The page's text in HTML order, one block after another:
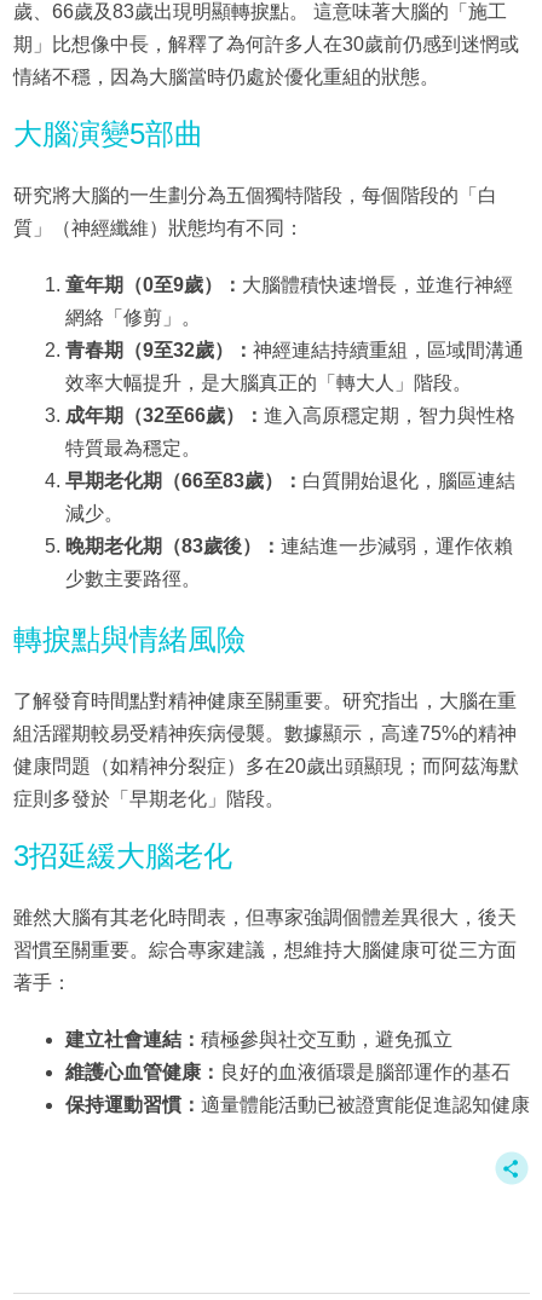
歲、66歲及83歲出現明顯轉捩點。 這意味著大腦的「施工
期」比想像中長，解釋了為何許多人在30歲前仍感到迷惘或
情緒不穩，因為大腦當時仍處於優化重組的狀態。
大腦演變5部曲
研究將大腦的一生劃分為五個獨特階段，每個階段的「白
質」（神經纖維）狀態均有不同：
童年期（0至9歲）： 大腦體積快速增長，並進行神經
網絡「修剪」。
青春期（9至32歲）： 神經連結持續重組，區域間溝通
效率大幅提升，是大腦真正的「轉大人」階段。
成年期（32至66歲）： 進入高原穩定期，智力與性格
特質最為穩定。
早期老化期（66至83歲）： 白質開始退化，腦區連結
減少。
晚期老化期（83歲後）： 連結進一步減弱，運作依賴
少數主要路徑。
轉捩點與情緒風險
了解發育時間點對精神健康至關重要。研究指出，大腦在重
組活躍期較易受精神疾病侵襲。數據顯示，高達75%的精神
健康問題（如精神分裂症）多在20歲出頭顯現；而阿茲海默
症則多發於「早期老化」階段。
3招延緩大腦老化
雖然大腦有其老化時間表，但專家強調個體差異很大，後天
習慣至關重要。綜合專家建議，想維持大腦健康可從三方面
著手：
建立社會連結： 積極參與社交互動，避免孤立
維護心血管健康： 良好的血液循環是腦部運作的基石
保持運動習慣： 適量體能活動已被證實能促進認知健康